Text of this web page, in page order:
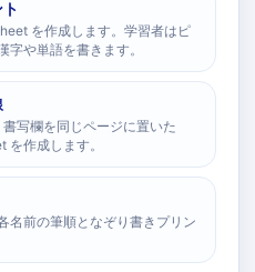
を作成します。学習者はピ
字や単語を書きます。
写欄を同じページに置いた
作成します。
名前の筆順となぞり書きプリン